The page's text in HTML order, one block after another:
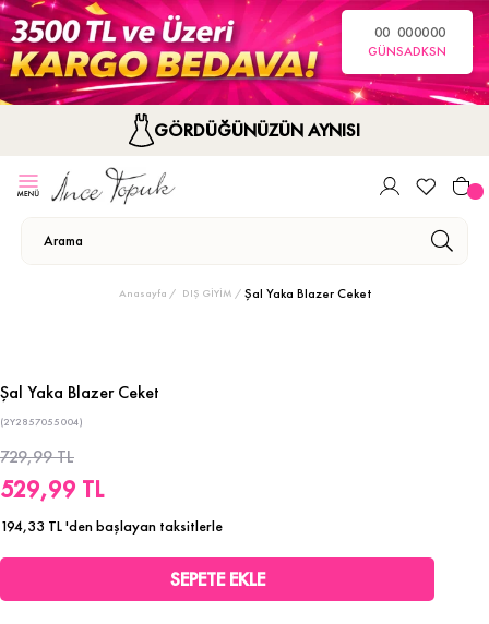
00
GÜN
00
SA
00
DK
00
SN
GÖRDÜĞÜNÜZÜN AYNISI
Anasayfa DIŞ GİYİM Şal Yaka Blazer Ceket
Şal Yaka Blazer Ceket
(2Y2857055004)
729,99 TL
529,99 TL
194,33 TL'den başlayan taksitlerle